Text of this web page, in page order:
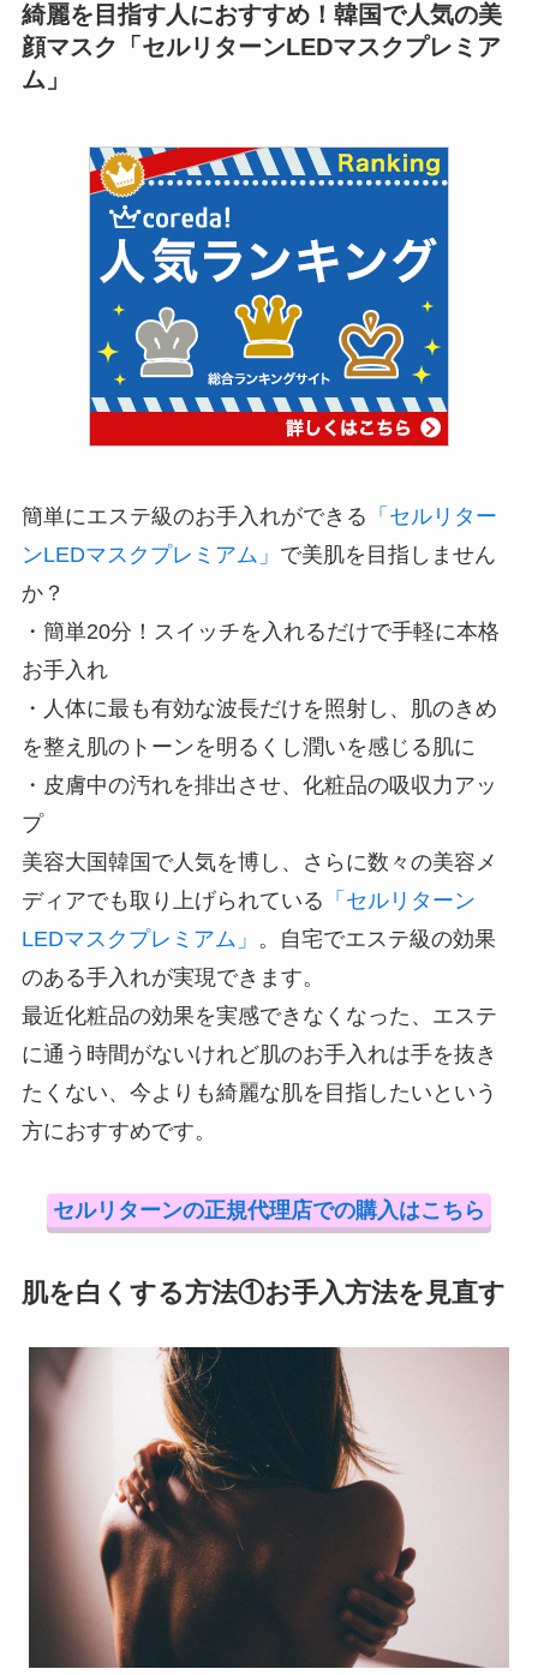
綺麗を目指す人におすすめ！韓国で人気の美
顔マスク「セルリターンLEDマスクプレミア
ム」
簡単にエステ級のお手入れができる 「セルリター
ンLEDマスクプレミアム」 で美肌を目指しません
か？
・簡単20分！スイッチを入れるだけで手軽に本格
お手入れ
・人体に最も有効な波長だけを照射し、肌のきめ
を整え肌のトーンを明るくし潤いを感じる肌に
・皮膚中の汚れを排出させ、化粧品の吸収力アッ
プ
美容大国韓国で人気を博し、さらに数々の美容メ
ディアでも取り上げられている 「セルリターン
LEDマスクプレミアム」 。自宅でエステ級の効果
のある手入れが実現できます。
最近化粧品の効果を実感できなくなった、エステ
に通う時間がないけれど肌のお手入れは手を抜き
たくない、今よりも綺麗な肌を目指したいという
方におすすめです。
セルリターンの正規代理店での購入はこちら
肌を白くする方法①お手入方法を見直す